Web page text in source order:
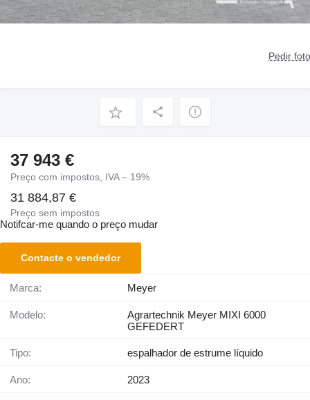
Pedir
37 943 €
Preço com impostos, IVA – 19%
31 884,87 €
Preço sem impostos
Notifcar-me quando o preço mudar
Contacte o vendedor
Marca: Meyer
Modelo:
Agrartechnik Meyer MIXI 6000
GEFEDERT
Tipo: espalhador de estrume líquido
Ano: 2023